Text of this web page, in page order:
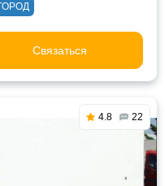
Связаться
4.8 22